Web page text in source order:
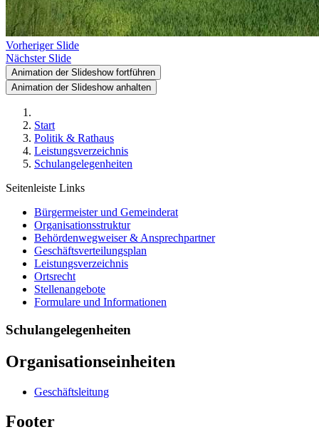
Vorheriger Slide
Nächster Slide
Animation der Slideshow fortführen
Animation der Slideshow anhalten
Start
Politik & Rathaus
Leistungsverzeichnis
Schulangelegenheiten
Seitenleiste Links
Bürgermeister und Gemeinderat
Organisationsstruktur
Behördenwegweiser & Ansprechpartner
Geschäftsverteilungsplan
Leistungsverzeichnis
Ortsrecht
Stellenangebote
Formulare und Informationen
Schulangelegenheiten
Organisationseinheiten
Geschäftsleitung
Footer